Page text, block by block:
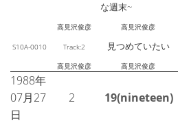
な週末~
高見沢俊彦 高見沢俊彦
S10A-0010 Track:2 見つめていたい
高見沢俊彦 高見沢俊彦
1988年
07月27
日
2 19(nineteen)